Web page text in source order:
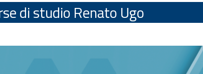
di studio Renato Ugo